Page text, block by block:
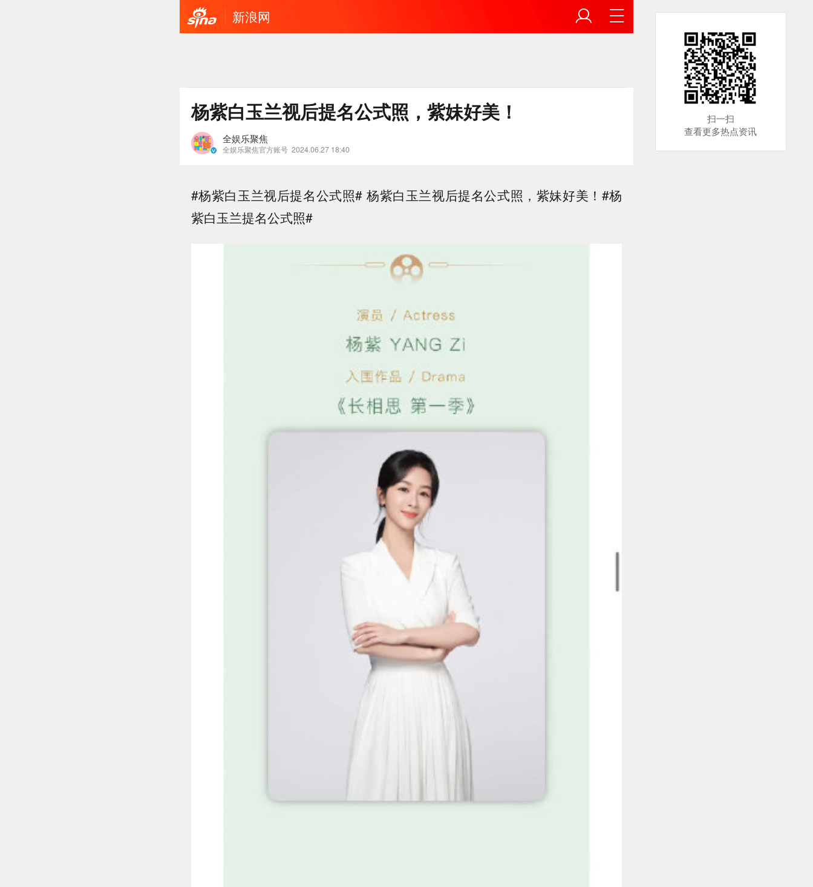
新浪网
杨紫白玉兰视后提名公式照，紫妹好美！
全娱乐聚焦
全娱乐聚焦官方账号 2024.06.27 18:40
#杨紫白玉兰视后提名公式照# 杨紫白玉兰视后提名公式照，紫妹好美！#杨
紫白玉兰提名公式照#
扫一扫
查看更多热点资讯